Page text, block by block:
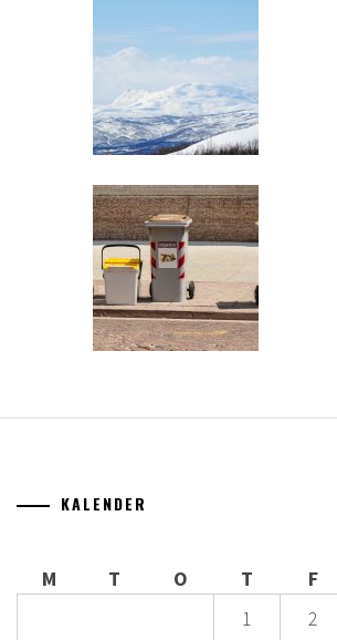
KALENDER
M
T O T F
1
2